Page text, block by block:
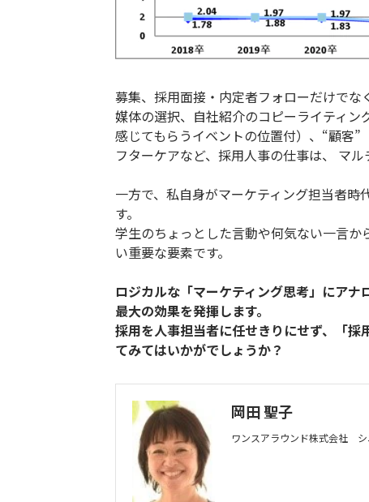
募集、採用面接・内定者フォローだけでな
媒体の選択、自社紹介のコピーライティ
感じてもらうイベントの位置付）、“顧客
フターケアなど、採用人事の仕事は、 マ
一方で、私自身がマーケティング担当者
す。
学生のちょっとした言動や何気ない一言
い重要な要素です。
ロジカルな「マーケティング思考」にア
最大の効果を発揮します。
採用を人事担当者に任せきりにせず、「
てみてはいかがでしょうか？
岡田 聖子
ワンスアラウンド株式会社 シ